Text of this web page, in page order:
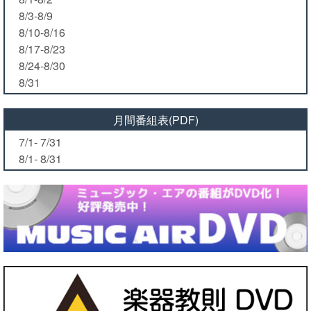
8/3-8/9
8/10-8/16
8/17-8/23
8/24-8/30
8/31
月間番組表(PDF)
7/1- 7/31
8/1- 8/31